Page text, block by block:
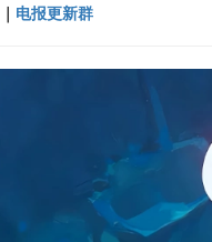
｜ 电报更新群